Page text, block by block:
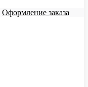
Оформление заказа